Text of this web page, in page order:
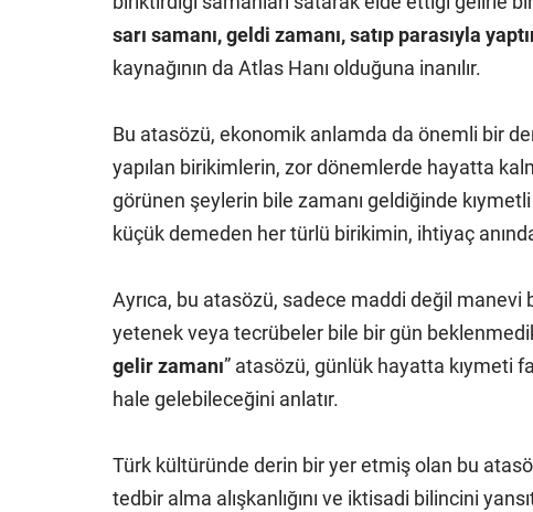
sarı samanı, geldi zamanı, satıp parasıyla
kaynağının da Atlas Hanı olduğuna inanılır.
Bu atasözü, ekonomik anlamda da önemli bir
yapılan birikimlerin, zor dönemlerde hayatta
görünen şeylerin bile zamanı geldiğinde
küçük demeden her türlü birikimin, ihtiyaç
Ayrıca, bu atasözü, sadece maddi değil
yetenek veya tecrübeler bile bir gün
gelir zamanı” atasözü, günlük hayatta kıymeti
hale gelebileceğini anlatır.
Türk kültüründe derin bir yer etmiş olan bu
tedbir alma alışkanlığını ve iktisadi bilincini